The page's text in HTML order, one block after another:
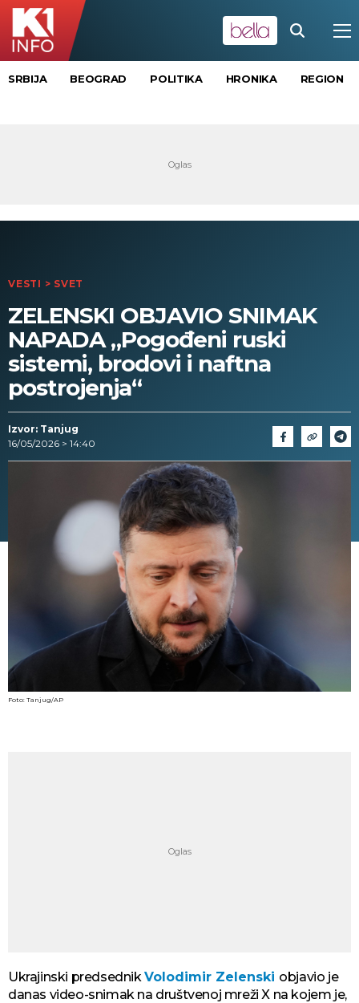
SRBIJA BEOGRAD POLITIKA HRONIKA REGION
VESTI > SVET
ZELENSKI OBJAVIO SNIMAK
NAPADA „Pogođeni ruski
sistemi, brodovi i naftna
postrojenja“
Izvor: Tanjug
16/05/2026 > 14:40
Foto: Tanjug/AP
Ukrajinski predsednikVolodimir Zelenski objavio je
danas video-snimak na društvenoj mreži X na kojem je,